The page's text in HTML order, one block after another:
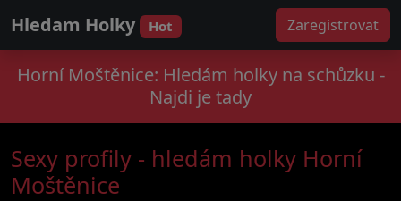
Hledam Holky Hot Zaregistrovat
Horní Moštěnice: Hledám holky na schůzku -
Najdi je tady
Sexy profily - hledám holky Horní
Moštěnice